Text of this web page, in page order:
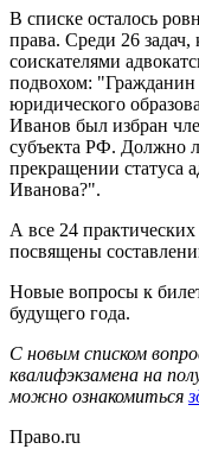
В списке осталось
права. Среди 26 задач,
соискателями
подвохом:
юридического
Иванов был избран
субъекта РФ. Должно
прекращении статуса
Иванова?".
А все 24
посвящены
Новые вопросы к
будущего года.
С новым списком
квалифэкзамена на
можно ознакомиться
Право.ru